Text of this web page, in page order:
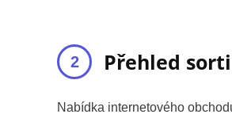
Přehled
Nabídka internetového